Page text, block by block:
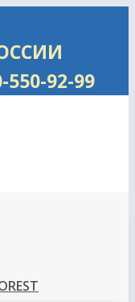
РОССИИ
550-92-99